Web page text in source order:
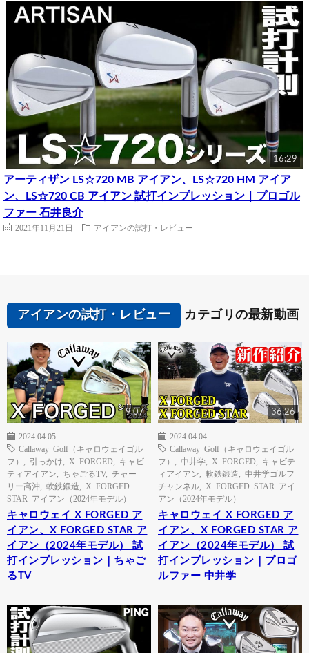
16:29
アーティザン LS☆720 MB アイアン、LS☆720 HM アイア
ン、LS☆720 CB アイアン 試打インプレッション｜プロゴル
ファー 石井良介
2021年11月21日 アイアンの試打・レビュー
アイアンの試打・レビュー カテゴリの最新動画
9:07
2024.04.05
Callaway Golf（キャロウェイゴル
フ）
引っかけ X FORGED
キャビ
ティアイアン
ちゃごるTV, チャー
リー高沖
軟鉄鍛造
X FORGED
STAR アイアン（2024年モデル）
キャロウェイ X FORGED ア
イアン、X FORGED STAR ア
イアン（2024年モデル） 試
打インプレッション｜ちゃご
るTV
36:26
2024.04.04
Callaway Golf（キャロウェイゴル
フ）
中井学 X FORGED
キャビテ
ィアイアン
軟鉄鍛造
中井学ゴルフ
チャンネル
X FORGED STAR アイ
アン（2024年モデル）
キャロウェイ X FORGED ア
イアン、X FORGED STAR ア
イアン（2024年モデル） 試
打インプレッション｜プロゴ
ルファー 中井学